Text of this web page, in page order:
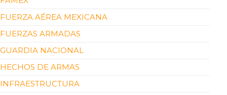
FUERZA AÉREA MEXICANA
FUERZAS ARMADAS
GUARDIA NACIONAL
HECHOS DE ARMAS
INFRAESTRUCTURA